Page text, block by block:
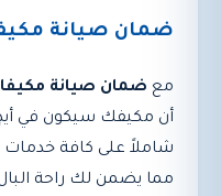
ضمان صيانة
مع ضمان صيانة
أن مكيفك سيكون في
شاملاً على كافة خدمات
مما يضمن لك راحة